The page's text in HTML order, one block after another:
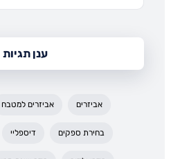
ענן תגיות
אביזרים אביזרים למטבח
בחירת ספקים דיספליי